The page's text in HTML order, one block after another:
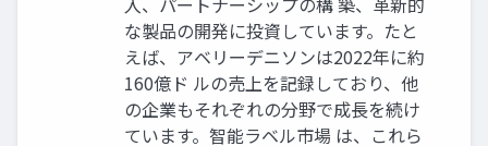
な製品の開発に投資しています。たと
えば、アベリーデニソンは2022年に約
160億ド ルの売上を記録しており、他
の企業もそれぞれの分野で成長を続け
ています。智能ラベル市場 は、これら